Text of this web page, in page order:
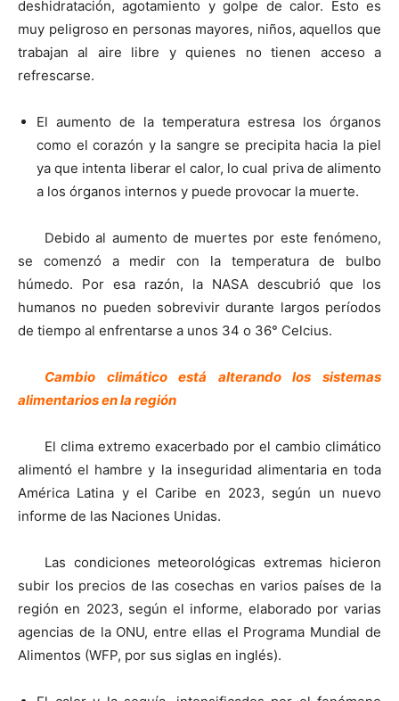
deshidratación, agotamiento y golpe de calor. Esto es
muy peligroso en personas mayores, niños, aquellos que
trabajan al aire libre y quienes no tienen acceso a
refrescarse.
El aumento de la temperatura estresa los órganos
como el corazón y la sangre se precipita hacia la piel
ya que intenta liberar el calor, lo cual priva de alimento
a los órganos internos y puede provocar la muerte.
Debido al aumento de muertes por este fenómeno,
se comenzó a medir con la temperatura de bulbo
húmedo. Por esa razón, la NASA descubrió que los
humanos no pueden sobrevivir durante largos períodos
de tiempo al enfrentarse a unos 34 o 36° Celcius.
Cambio climático está alterando los sistemas
alimentarios en la región
El clima extremo exacerbado por el cambio climático
alimentó el hambre y la inseguridad alimentaria en toda
América Latina y el Caribe en 2023, según un nuevo
informe de las Naciones Unidas.
Las condiciones meteorológicas extremas hicieron
subir los precios de las cosechas en varios países de la
región en 2023, según el informe, elaborado por varias
agencias de la ONU, entre ellas el Programa Mundial de
Alimentos (WFP, por sus siglas en inglés).